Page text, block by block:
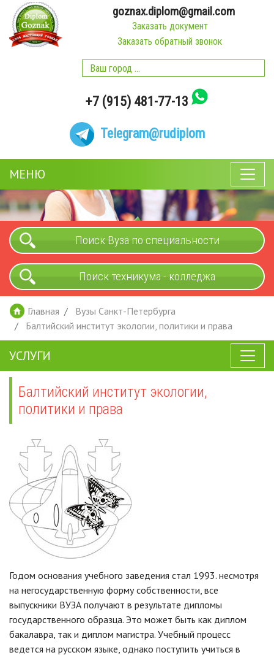
goznax.diplom@gmail.com
Заказать документ
Заказать обратный звонок
+7 (915) 481-77-13
Telegram@rudiplom
МЕНЮ
Поиск Вуза по специальности
Поиск техникума - колледжа
Главная
Вузы Санкт-Петербурга
Балтийский институт экологии, политики и права
УСЛУГИ
Балтийский институт экологии,
политики и права
Годом основания учебного заведения стал 1993. несмотря
на негосударственную форму собственности, все
выпускники ВУЗА получают в результате дипломы
государственного образца. Это может быть как диплом
бакалавра, так и диплом магистра. Учебный процесс
ведется на русском языке, однако поступить учиться в